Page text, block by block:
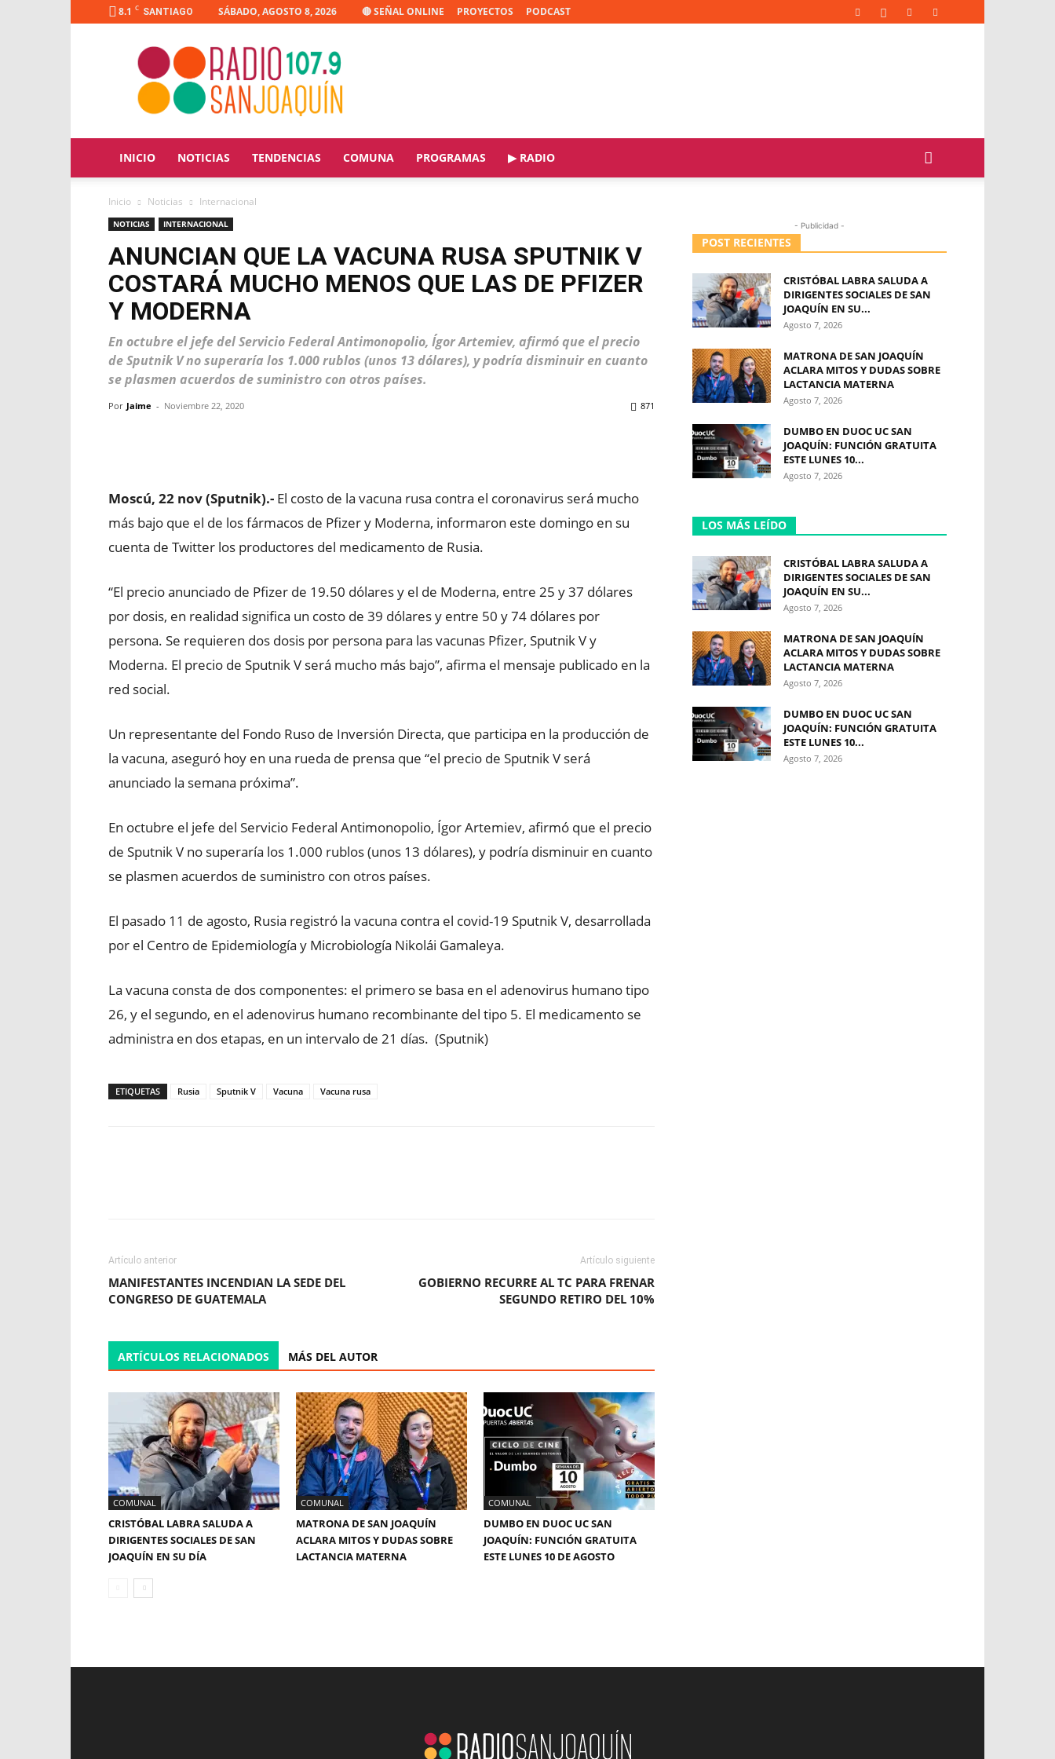
8.1 C SANTIAGO SÁBADO, AGOSTO 8, 2026 🔴 SEÑAL ONLINE PROYECTOS PODCAST
Radio
Joaquín
INICIO NOTICIAS TENDENCIAS COMUNA PROGRAMAS ▶ RADIO
Inicio Noticias Internacional
NOTICIAS INTERNACIONAL
ANUNCIAN QUE LA VACUNA RUSA SPUTNIK V
COSTARÁ MUCHO MENOS QUE LAS DE PFIZER
Y MODERNA
En octubre el jefe del Servicio Federal Antimonopolio, Ígor Artemiev, afirmó que el precio
de Sputnik V no superaría los 1.000 rublos (unos 13 dólares), y podría disminuir en cuanto
se plasmen acuerdos de suministro con otros países.
Por Jaime - Noviembre 22, 2020 871
Moscú, 22 nov (Sputnik).- El costo de la vacuna rusa contra el coronavirus será mucho
más bajo que el de los fármacos de Pfizer y Moderna, informaron este domingo en su
cuenta de Twitter los productores del medicamento de Rusia.
“El precio anunciado de Pfizer de 19.50 dólares y el de Moderna, entre 25 y 37 dólares
por dosis, en realidad significa un costo de 39 dólares y entre 50 y 74 dólares por
persona. Se requieren dos dosis por persona para las vacunas Pfizer, Sputnik V y
Moderna. El precio de Sputnik V será mucho más bajo”, afirma el mensaje publicado en la
red social.
Un representante del Fondo Ruso de Inversión Directa, que participa en la producción de
la vacuna, aseguró hoy en una rueda de prensa que “el precio de Sputnik V será
anunciado la semana próxima”.
En octubre el jefe del Servicio Federal Antimonopolio, Ígor Artemiev, afirmó que el precio
de Sputnik V no superaría los 1.000 rublos (unos 13 dólares), y podría disminuir en cuanto
se plasmen acuerdos de suministro con otros países.
El pasado 11 de agosto, Rusia registró la vacuna contra el covid-19 Sputnik V, desarrollada
por el Centro de Epidemiología y Microbiología Nikolái Gamaleya.
La vacuna consta de dos componentes: el primero se basa en el adenovirus humano tipo
26, y el segundo, en el adenovirus humano recombinante del tipo 5. El medicamento se
administra en dos etapas, en un intervalo de 21 días. (Sputnik)
ETIQUETAS Rusia Sputnik V Vacuna Vacuna rusa
Artículo anterior
MANIFESTANTES INCENDIAN LA SEDE DEL
CONGRESO DE GUATEMALA
Artículo siguiente
GOBIERNO RECURRE AL TC PARA FRENAR
SEGUNDO RETIRO DEL 10%
ARTÍCULOS RELACIONADOS MÁS DEL AUTOR
COMUNAL
CRISTÓBAL LABRA SALUDA A
DIRIGENTES SOCIALES DE SAN
JOAQUÍN EN SU DÍA
COMUNAL
MATRONA DE SAN JOAQUÍN
ACLARA MITOS Y DUDAS SOBRE
LACTANCIA MATERNA
COMUNAL
DUMBO EN DUOC UC SAN
JOAQUÍN: FUNCIÓN GRATUITA
ESTE LUNES 10 DE AGOSTO
- Publicidad -
POST RECIENTES
CRISTÓBAL LABRA SALUDA A
DIRIGENTES SOCIALES DE SAN
JOAQUÍN EN SU...
Agosto 7, 2026
MATRONA DE SAN JOAQUÍN
ACLARA MITOS Y DUDAS SOBRE
LACTANCIA MATERNA
Agosto 7, 2026
DUMBO EN DUOC UC SAN
JOAQUÍN: FUNCIÓN GRATUITA
ESTE LUNES 10...
Agosto 7, 2026
LOS MÁS LEÍDO
CRISTÓBAL LABRA SALUDA A
DIRIGENTES SOCIALES DE SAN
JOAQUÍN EN SU...
Agosto 7, 2026
MATRONA DE SAN JOAQUÍN
ACLARA MITOS Y DUDAS SOBRE
LACTANCIA MATERNA
Agosto 7, 2026
DUMBO EN DUOC UC SAN
JOAQUÍN: FUNCIÓN GRATUITA
ESTE LUNES 10...
Agosto 7, 2026